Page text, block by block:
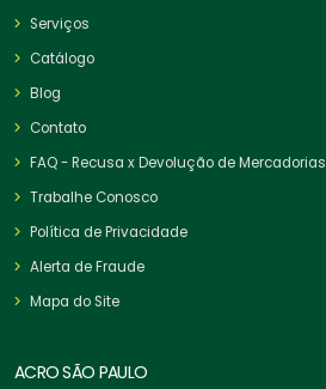
Serviços
Catálogo
Blog
Contato
FAQ - Recusa x Devolução de Mercadorias
Trabalhe Conosco
Política de Privacidade
Alerta de Fraude
Mapa do Site
ACRO SÃO PAULO